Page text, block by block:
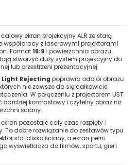
ekran projekcyjny ALR ze stałą
z laserowymi projektorami
Format16:9 i powierzchnia obrazu
stworzyć duży system projekcyjny do
lub przestrzeni prezentacyjnej.
Rejecting poprawia odbiór obrazu
nie zawsze da się całkowicie
W połączeniu z projektorem UST
kontrastowy i czytelny obraz niż
ściany.
pozostaje cały czas rozpięty i
To dobre rozwiązanie do zestawów typu
stoi blisko ściany, a ekran pełni
wyświetlacza do filmów, sportu, gier i